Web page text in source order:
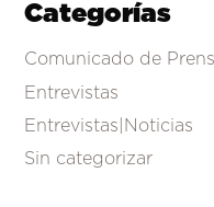
Categorías
Comunicado de
Entrevistas
Entrevistas|Noticias
Sin categorizar